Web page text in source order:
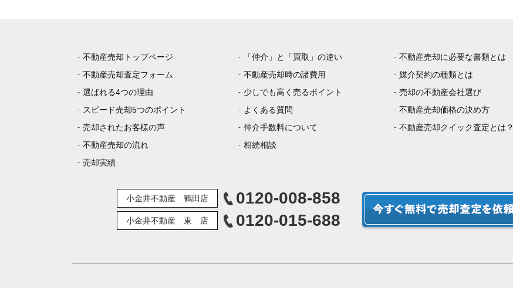
不動産売却トップページ
不動産売却査定フォーム
選ばれる4つの理由
スピード売却5つのポイント
売却されたお客様の声
不動産売却の流れ
売却実績
「仲介」と「買取」の違い
不動産売却時の諸費用
少しでも高く売るポイント
よくある質問
仲介手数料について
相続相談
不動産売却に必要な書類とは
媒介契約の種類とは
売却の不動産会社選び
不動産売却価格の決め方
不動産売却クイック査定とは？
小金井不動産 鶴田店 0120-008-858
小金井不動産 東 店 0120-015-688